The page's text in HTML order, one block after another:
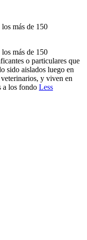
más de 150
más de 150
o particulares que
sido aislados luego en
y viven en
a los fondo Less